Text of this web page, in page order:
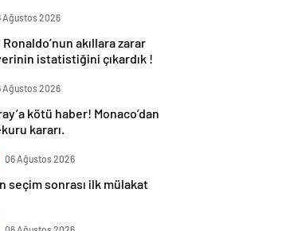
Ağustos 2026
akıllara zarar
istatistiğini çıkardık !
Ağustos 2026
kötü haber! Monaco’dan
kararı.
06 Ağustos 2026
seçim sonrası ilk mülakat